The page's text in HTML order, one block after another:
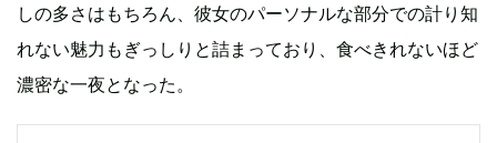
しの多さはもちろん、彼女のパーソナルな部分での計り知
れない魅力もぎっしりと詰まっており、食べきれないほど
濃密な一夜となった。